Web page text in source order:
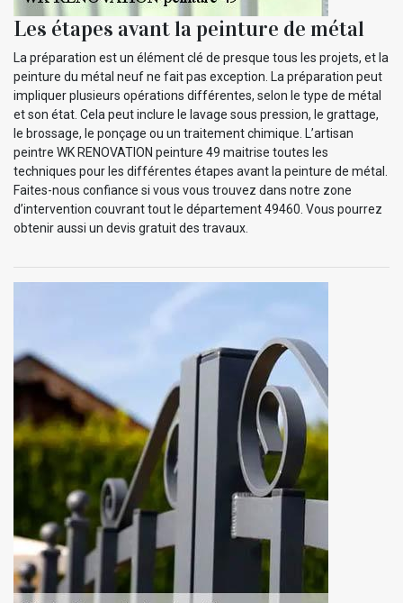
Les étapes avant la peinture de métal
La préparation est un élément clé de presque tous les projets, et la
peinture du métal neuf ne fait pas exception. La préparation peut
impliquer plusieurs opérations différentes, selon le type de métal
et son état. Cela peut inclure le lavage sous pression, le grattage,
le brossage, le ponçage ou un traitement chimique. L’artisan
peintre WK RENOVATION peinture 49 maitrise toutes les
techniques pour les différentes étapes avant la peinture de métal.
Faites-nous confiance si vous vous trouvez dans notre zone
d’intervention couvrant tout le département 49460. Vous pourrez
obtenir aussi un devis gratuit des travaux.